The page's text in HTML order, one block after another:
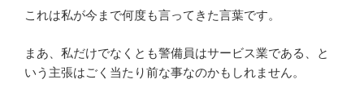
これは私が今まで何度も言ってきた言葉です。
まあ、私だけでなくとも警備員はサービス業である、と
いう主張はごく当たり前な事なのかもしれません。